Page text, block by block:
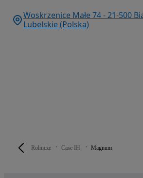
Rolnicze Case IH Magnum
Woskrzenice Małe 74 - 21-500
Lubelskie (Polska)